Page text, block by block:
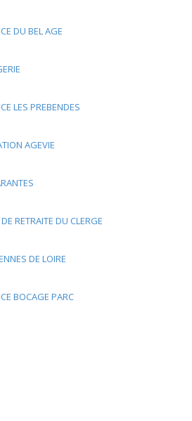
DU BEL AGE
LES PREBENDES
AGEVIE
RETRAITE DU CLERGE
DE LOIRE
BOCAGE PARC